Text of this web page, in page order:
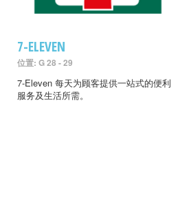
7-ELEVEN
位置: G 28 - 29
7-Eleven 每天为顾客提供一站式的便利
服务及生活所需。